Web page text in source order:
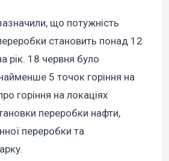
що потужність
становить понад 12
рік. 18 червня було
5 точок горіння на
горіння на локаціях
переробки нафти,
переробки та